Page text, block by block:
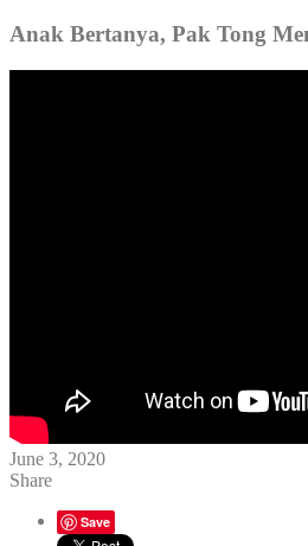
Anak Bertanya, Pak Tong
June 3, 2020
Share
Save